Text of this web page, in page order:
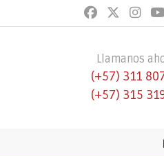
Llamanos
(+57) 311
(+57) 315